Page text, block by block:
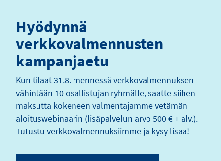
Hyödynnä
verkkovalmennusten
kampanjaetu
Kun tilaat 31.8. mennessä verkkovalmennuksen
vähintään 10 osallistujan ryhmälle, saatte siihen
maksutta kokeneen valmentajamme vetämän
aloituswebinaarin (lisäpalvelun arvo 500 € + alv.).
Tutustu verkkovalmennuksiimme ja kysy lisää!